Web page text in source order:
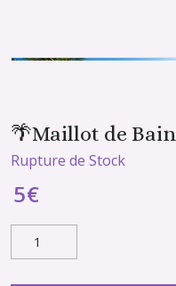
🌴Maillot de
Rupture de Stock
5€